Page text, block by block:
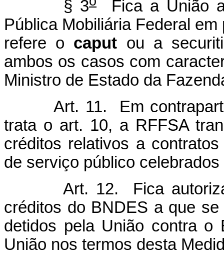
§ 3
Fica a União
Pública Mobiliária Federal
refere o caput ou a
ambos os casos com
Ministro de Estado da
Art. 11. Em
trata o art. 10, a RFFSA
créditos relativos a
de serviço público
Art. 12. Fica
créditos do BNDES a que
detidos pela União contra o
União nos termos desta